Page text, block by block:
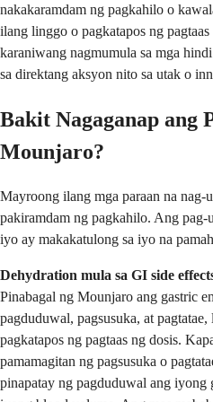
nakakaramdam ng pagkahilo o
ilang linggo o pagkatapos ng
karaniwang nagmumula sa mga
sa direktang aksyon nito sa utak o
Bakit Nagaganap ang
Mounjaro?
Mayroong ilang mga paraan na nag-
pakiramdam ng pagkahilo. Ang pag-
iyo ay makakatulong sa iyo na
Dehydration mula sa GI side
Pinabagal ng Mounjaro ang gastric
pagduduwal, pagsusuka, at
pagkatapos ng pagtaas ng dosis.
pamamagitan ng pagsusuka o
pinapatay ng pagduduwal ang iyong